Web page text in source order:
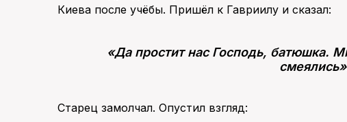
Киева после учёбы. Пришёл к Гавриилу и сказал:
«Да простит нас Господь, батюшка.
Старец замолчал. Опустил взгляд: